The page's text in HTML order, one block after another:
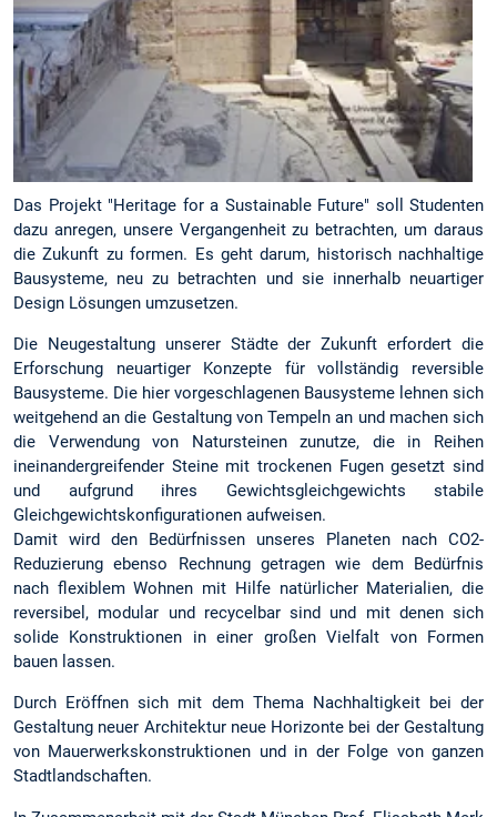
Das Projekt "Heritage for a Sustainable Future" soll Studenten
dazu anregen, unsere Vergangenheit zu betrachten, um daraus
die Zukunft zu formen. Es geht darum, historisch nachhaltige
Bausysteme, neu zu betrachten und sie innerhalb neuartiger
Design Lösungen umzusetzen.
Die Neugestaltung unserer Städte der Zukunft erfordert die
Erforschung neuartiger Konzepte für vollständig reversible
Bausysteme. Die hier vorgeschlagenen Bausysteme lehnen sich
weitgehend an die Gestaltung von Tempeln an und machen sich
die Verwendung von Natursteinen zunutze, die in Reihen
ineinandergreifender Steine mit trockenen Fugen gesetzt sind
und aufgrund ihres Gewichtsgleichgewichts stabile
Gleichgewichtskonfigurationen aufweisen.
Damit wird den Bedürfnissen unseres Planeten nach CO2-
Reduzierung ebenso Rechnung getragen wie dem Bedürfnis
nach flexiblem Wohnen mit Hilfe natürlicher Materialien, die
reversibel, modular und recycelbar sind und mit denen sich
solide Konstruktionen in einer großen Vielfalt von Formen
bauen lassen.
Durch Eröffnen sich mit dem Thema Nachhaltigkeit bei der
Gestaltung neuer Architektur neue Horizonte bei der Gestaltung
von Mauerwerkskonstruktionen und in der Folge von ganzen
Stadtlandschaften.